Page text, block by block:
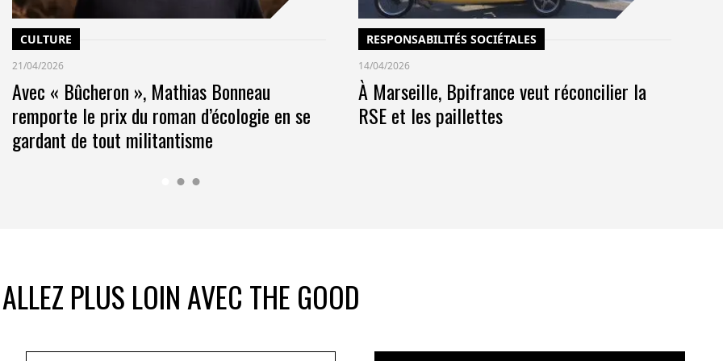
intervenant majeur de notre secteur d’activité avec
la totalité de nos produits, avec des pratiques
également permis de recruter une trentaine de
dynamisme de notre territoire.
maximum avec des partenaires locaux, régionaux
de cartons, de notre transporteur et de
en 2024 plus de 25% de notre CA sur la marque
d’ouvrages du Patrimoine local.
de comprendre l’impact carbone de nos
CULTURE
21/04/2026
Avec « Bûcheron », Mathias Bonneau
remporte le prix du roman d’écologie en se
gardant de tout militantisme
RESPONSABILITÉS SOCIÉTALES
14/04/2026
À Marseille, Bpifrance veut réconcilier la
RSE et les paillettes
ALLEZ PLUS LOIN AVEC THE GOOD